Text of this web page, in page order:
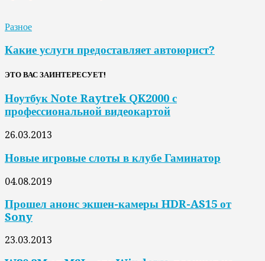
Разное
Какие услуги предоставляет автоюрист?
ЭТО ВАС ЗАИНТЕРЕСУЕТ!
Ноутбук Note Raytrek QK2000 с
профессиональной видеокартой
26.03.2013
Новые игровые слоты в клубе Гаминатор
04.08.2019
Прошел анонс экшен-камеры HDR-AS15 от
Sony
23.03.2013